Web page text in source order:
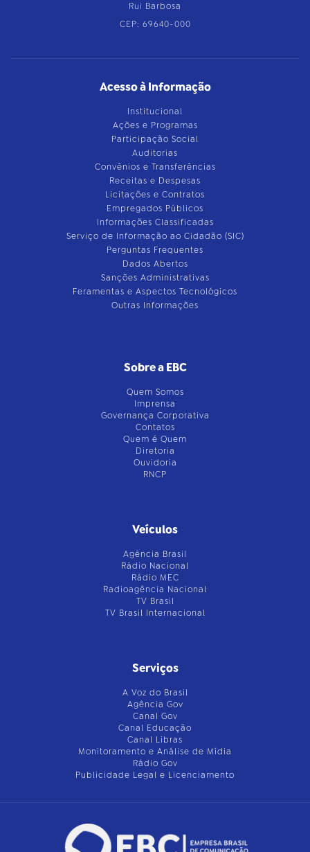
Rui Barbosa
CEP: 69640-000
Acesso à Informação
Institucional
Ações e Programas
Participação Social
Auditorias
Convênios e Transferências
Receitas e Despesas
Licitações e Contratos
Empregados Públicos
Informações Classificadas
Serviço de Informação ao Cidadão (SIC)
Perguntas Frequentes
Dados Abertos
Sanções Administrativas
Feramentas e Aspectos Tecnológicos
Outras Informações
Sobre a EBC
Quem Somos
Imprensa
Governança Corporativa
Contatos
Quem é Quem
Diretoria
Ouvidoria
RNCP
Veículos
Agência Brasil
Rádio Nacional
Rádio MEC
Radioagência Nacional
TV Brasil
TV Brasil Internacional
Serviços
A Voz do Brasil
Agência Gov
Canal Gov
Canal Educação
Canal Libras
Monitoramento e Análise de Mídia
Rádio Gov
Publicidade Legal e Licenciamento